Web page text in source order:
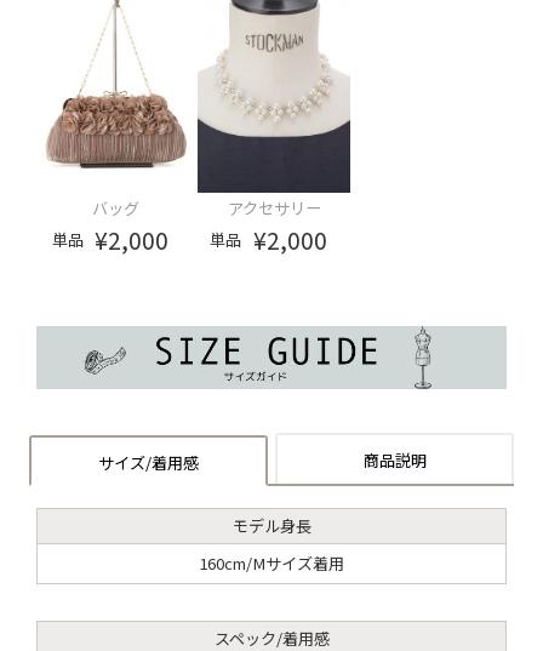
バッグ
単品 ¥2,000
アクセサリー
単品 ¥2,000
サイズ/着用感 商品説明
モデル身長
160cm/Mサイズ着用
スペック/着用感